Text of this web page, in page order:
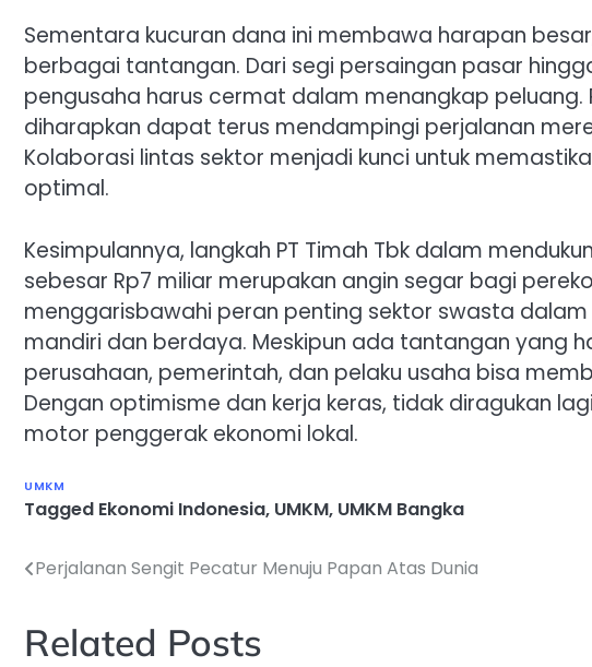
Sementara kucuran dana ini membawa harapan
berbagai tantangan. Dari segi persaingan pasar
pengusaha harus cermat dalam menangkap peluang.
diharapkan dapat terus mendampingi perjalanan
Kolaborasi lintas sektor menjadi kunci untuk
optimal.
Kesimpulannya, langkah PT Timah Tbk dalam
sebesar Rp7 miliar merupakan angin segar bagi
menggarisbawahi peran penting sektor swasta
mandiri dan berdaya. Meskipun ada tantangan yang
perusahaan, pemerintah, dan pelaku usaha bisa
Dengan optimisme dan kerja keras, tidak diragukan
motor penggerak ekonomi lokal.
UMKM
Tagged Ekonomi Indonesia, UMKM, UMKM Bangka
Navigasi
Perjalanan Sengit Pecatur Menuju Papan Atas Dunia
Related Posts